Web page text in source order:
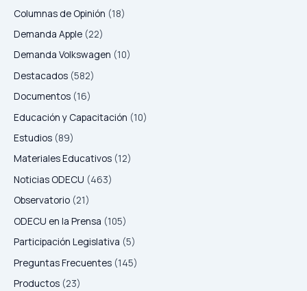
Columnas de Opinión (18)
Demanda Apple (22)
Demanda Volkswagen (10)
Destacados (582)
Documentos (16)
Educación y Capacitación (10)
Estudios (89)
Materiales Educativos (12)
Noticias ODECU (463)
Observatorio (21)
ODECU en la Prensa (105)
Participación Legislativa (5)
Preguntas Frecuentes (145)
Productos (23)